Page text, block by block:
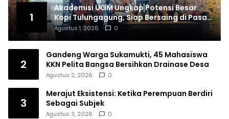
1
Akademisi UGM Ungkap Potensi Besar
Kopi Tulungagung, Siap Bersaing di Pasar
Nasional hingga Dunia
Agustus 1, 2026 0
2
Gandeng Warga Sukamukti, 45 Mahasiswa
KKN Pelita Bangsa Bersihkan Drainase Desa
Agustus 2, 2026 0
3
Merajut Eksistensi: Ketika Perempuan Berdiri
Sebagai Subjek
Agustus 3, 2026 0